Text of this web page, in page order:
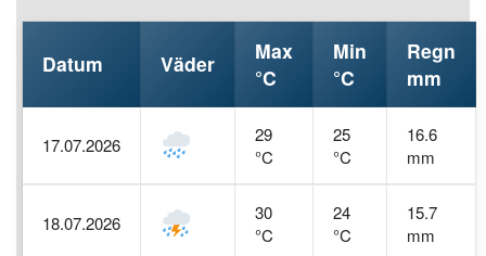
Datum Väder
Max
°C
Min
°C
Regn
mm
17.07.2026
29
°C
25
°C
16.6
mm
18.07.2026
30
°C
24
°C
15.7
mm